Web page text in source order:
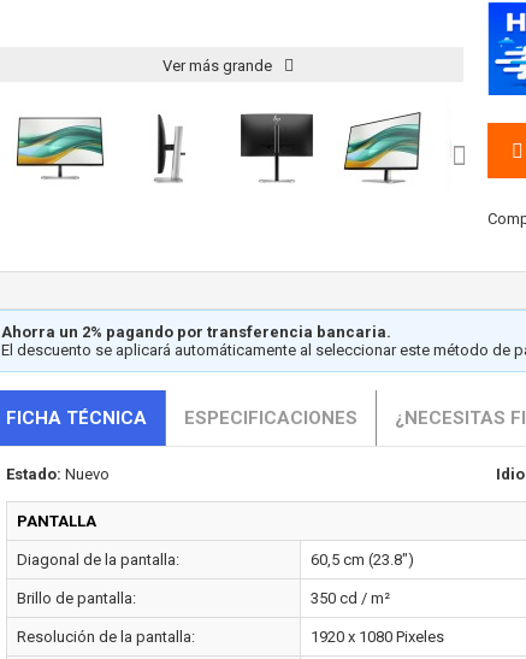
Ver más grande
Ahorra un 2% pagando por transferencia bancaria.
El descuento se aplicará automáticamente al seleccionar este método de
FICHA TÉCNICA ESPECIFICACIONES ¿NECESITAS
Estado: Nuevo
PANTALLA
Diagonal de la pantalla: 60,5 cm (23.8")
Brillo de pantalla: 350 cd / m²
Resolución de la pantalla: 1920 x 1080 Pixeles